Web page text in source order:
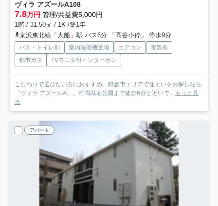
ヴィラ アズールA108
7.8万円 管理/共益費5,000円
1階 / 31.50㎡ / 1K /築1年
京浜東北線「大船」駅 バス6分 「高谷小停」 停歩9分
バス・トイレ別 室内洗濯機置場 エアコン
電気有
都市ガス
TVモニタ付インターホン
こだわりで選びたい方におすすめ。鎌倉市エリアで住まいをお探しなら
「ヴィラ アズールA」。村岡城址公園まで徒歩6分と近いで... もっと見
る
アパート